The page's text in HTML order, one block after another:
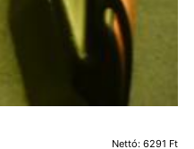
Nettó: 6291 Ft